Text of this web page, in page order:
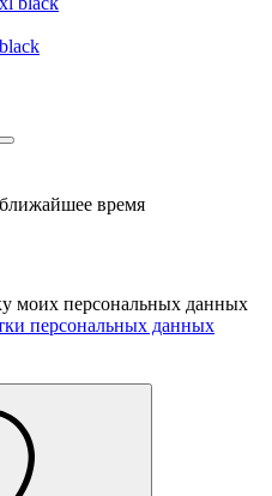
время
моих персональных данных
персональных данных